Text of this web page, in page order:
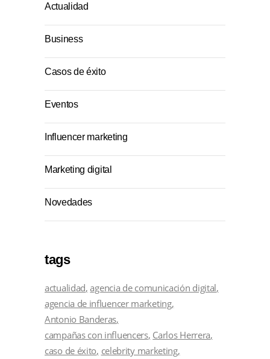
Actualidad
Business
Casos de éxito
Eventos
Influencer marketing
Marketing digital
Novedades
tags
actualidad agencia de comunicación digital
agencia de influencer marketing
Antonio Banderas
campañas con influencers Carlos Herrera
caso de éxito celebrity marketing